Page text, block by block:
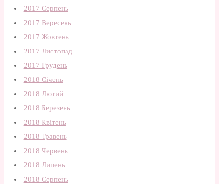
2017 Серпень
2017 Вересень
2017 Жовтень
2017 Листопад
2017 Грудень
2018 Січень
2018 Лютий
2018 Березень
2018 Квітень
2018 Травень
2018 Червень
2018 Липень
2018 Серпень